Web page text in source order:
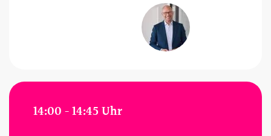
14:00 - 14:45 Uhr